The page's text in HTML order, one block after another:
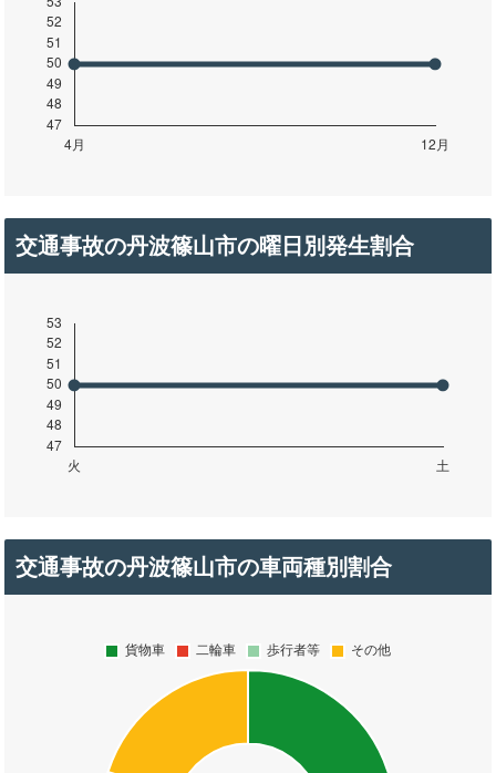
交通事故の丹波篠山市の曜日別発生割合
交通事故の丹波篠山市の車両種別割合